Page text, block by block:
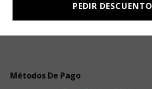
Métodos De Pago
PEDIR DESCUENTO